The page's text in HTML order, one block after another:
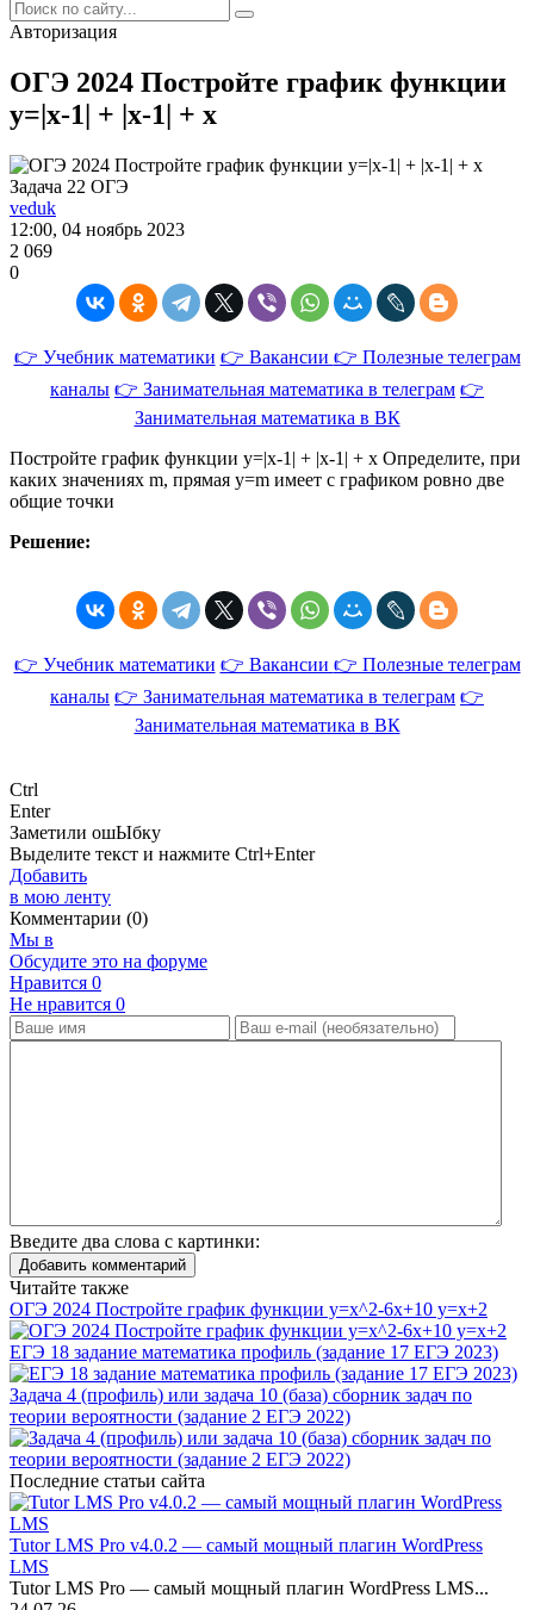
Авторизация
ОГЭ 2024 Постройте график функции
y=|x-1| + |x-1| + x
Задача 22 ОГЭ
veduk
12:00, 04 ноябрь 2023
2 069
0
👉 Учебник математики 👉 Вакансии 👉 Полезные телеграм
каналы 👉 Занимательная математика в телеграм 👉
Занимательная математика в ВК
Постройте график функции y=|x-1| + |x-1| + x Определите, при
каких значениях m, прямая y=m имеет с графиком ровно две
общие точки
Решение:
👉 Учебник математики 👉 Вакансии 👉 Полезные телеграм
каналы 👉 Занимательная математика в телеграм 👉
Занимательная математика в ВК
Ctrl
Enter
Заметили ошЫбку
Выделите текст и нажмите Ctrl+Enter
Добавить
в мою ленту
Комментарии (0)
Мы в
Обсудите это на форуме
Нравится 0
Не нравится 0
Введите два слова с картинки:
Добавить комментарий
Читайте также
ОГЭ 2024 Постройте график функции y=x^2-6x+10 y=x+2
ЕГЭ 18 задание математика профиль (задание 17 ЕГЭ 2023)
Задача 4 (профиль) или задача 10 (база) сборник задач по
теории вероятности (задание 2 ЕГЭ 2022)
Последние статьи сайта
Tutor LMS Pro v4.0.2 — самый мощный плагин WordPress
LMS
Tutor LMS Pro — самый мощный плагин WordPress LMS...